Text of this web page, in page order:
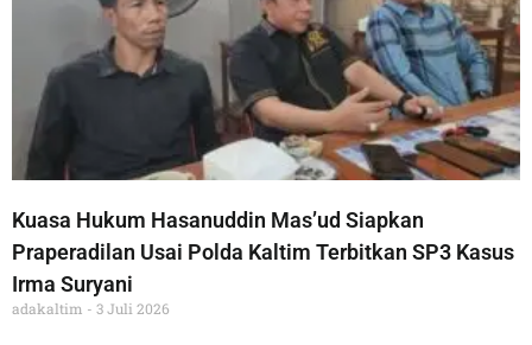
Kuasa Hukum Hasanuddin Mas’ud Siapkan
Praperadilan Usai Polda Kaltim Terbitkan SP3 Kasus
Irma Suryani
adakaltim 3 Juli 2026